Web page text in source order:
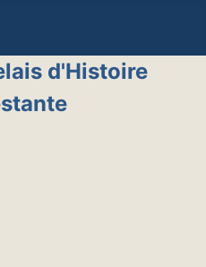
d'Histoire